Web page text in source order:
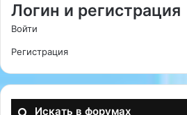
Логин и регистрация
Войти
Регистрация
Искать в форумах